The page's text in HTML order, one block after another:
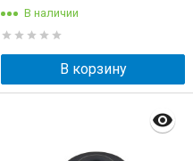
В наличии
В корзину